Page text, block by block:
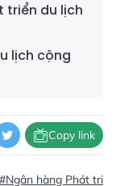
triển du lịch
lịch cộng
Copy link
#Ngân hàng Phát